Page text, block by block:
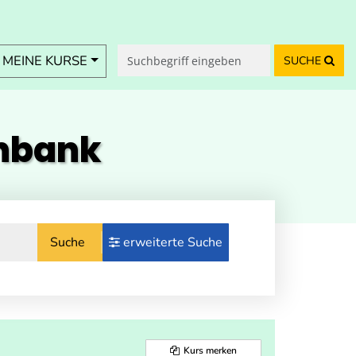
KURSE SUCHE
Suche erweiterte Suche
Kurs merken